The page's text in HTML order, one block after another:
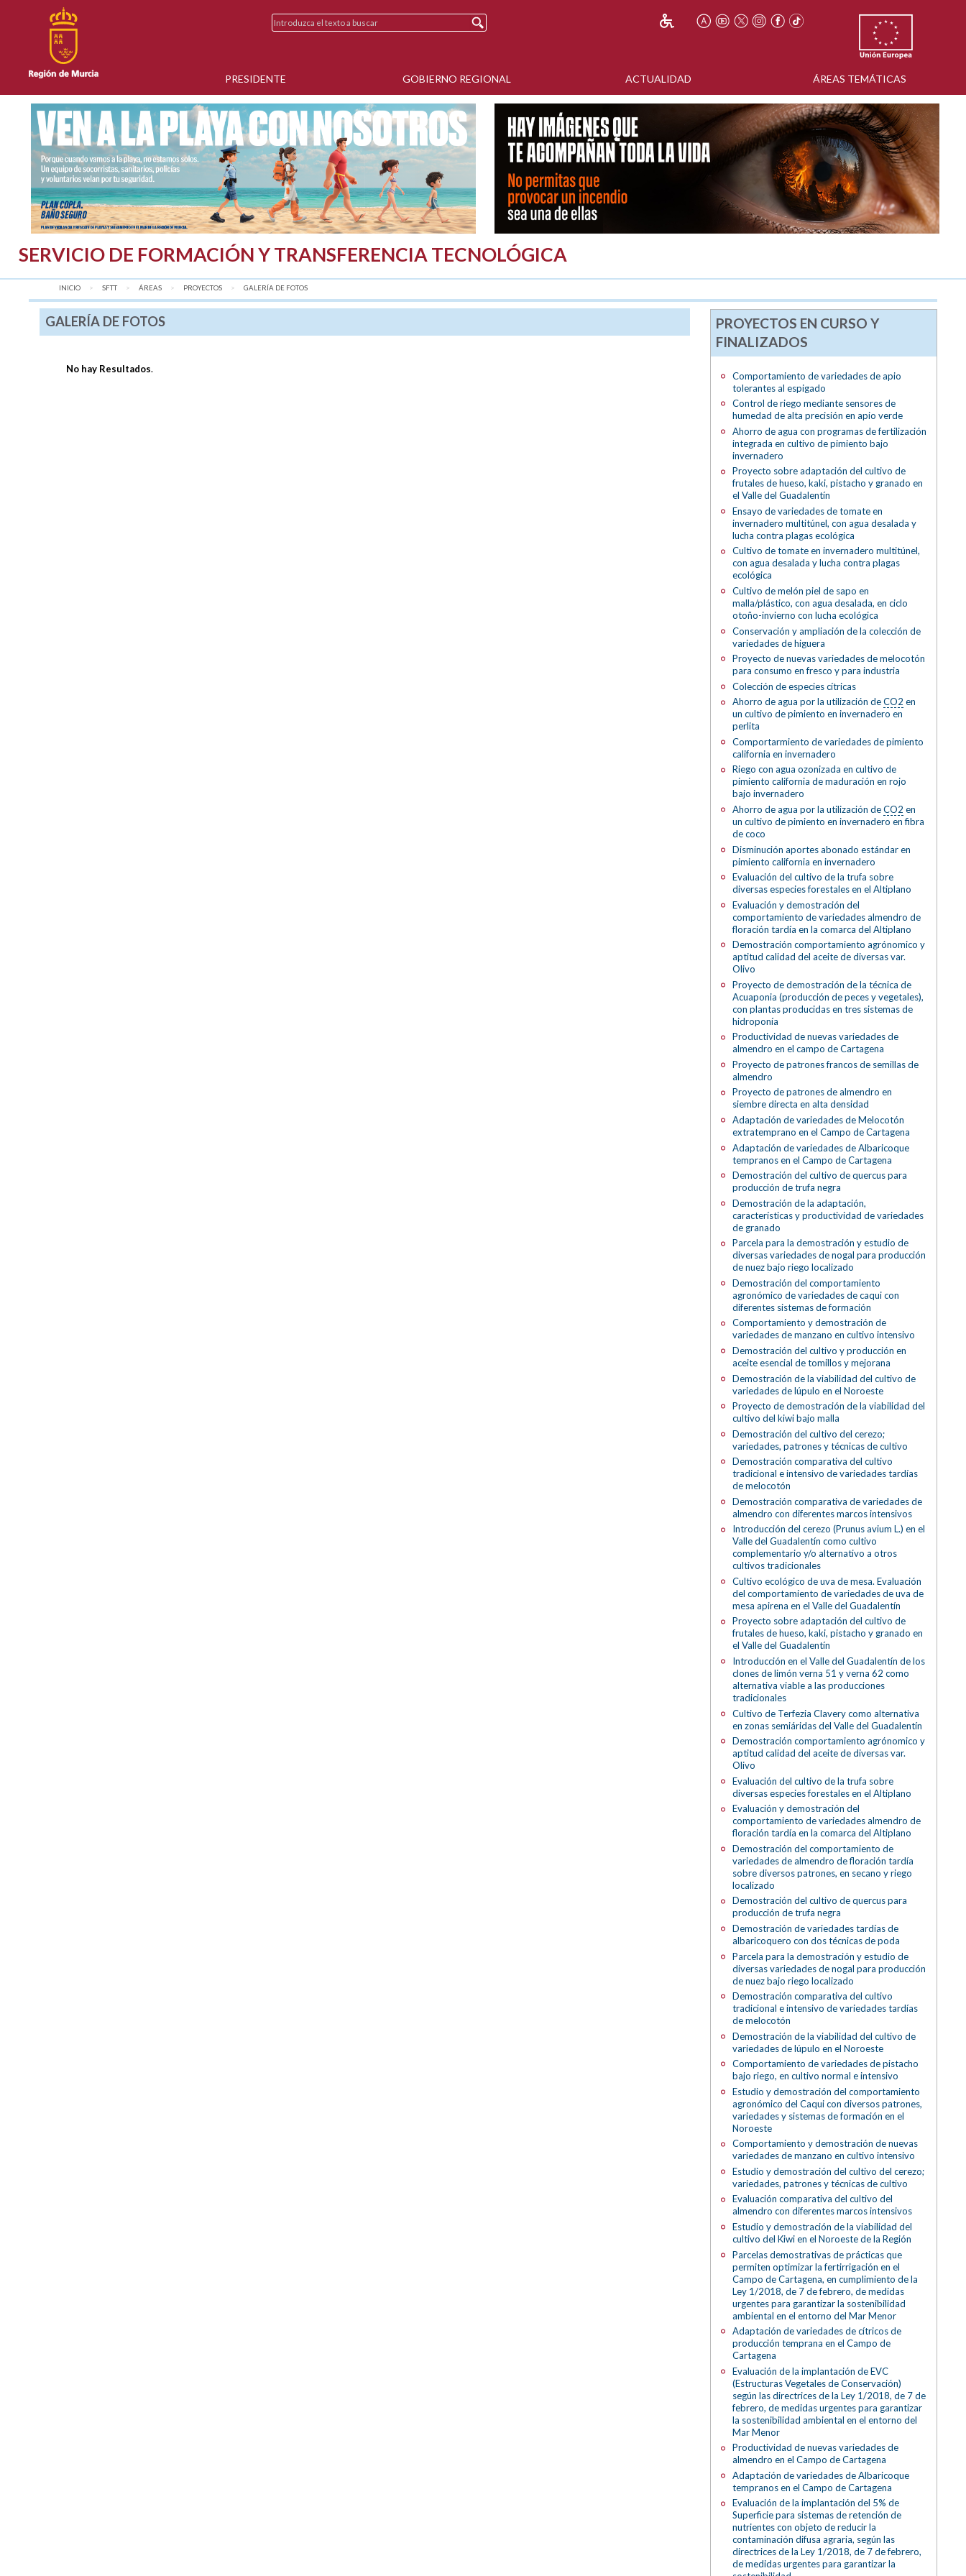
PRESIDENTE GOBIERNO REGIONAL ACTUALIDAD ÁREAS TEMÁTICAS
SERVICIO DE FORMACIÓN Y TRANSFERENCIA TECNOLÓGICA
INICIO SFTT ÁREAS PROYECTOS AQUÍ:
GALERÍA DE FOTOS
GALERÍA DE FOTOS
No hay Resultados.
PROYECTOS EN CURSO Y
FINALIZADOS
Comportamiento de variedades de apio
tolerantes al espigado
Control de riego mediante sensores de
humedad de alta precisión en apio verde
Ahorro de agua con programas de fertilización
integrada en cultivo de pimiento bajo
invernadero
Proyecto sobre adaptación del cultivo de
frutales de hueso, kaki, pistacho y granado en
el Valle del Guadalentín
Ensayo de variedades de tomate en
invernadero multitúnel, con agua desalada y
lucha contra plagas ecológica
Cultivo de tomate en invernadero multitúnel,
con agua desalada y lucha contra plagas
ecológica
Cultivo de melón piel de sapo en
malla/plástico, con agua desalada, en ciclo
otoño-invierno con lucha ecológica
Conservación y ampliación de la colección de
variedades de higuera
Proyecto de nuevas variedades de melocotón
para consumo en fresco y para industria
Colección de especies cítricas
Ahorro de agua por la utilización deCO2 en
un cultivo de pimiento en invernadero en
perlita
Comportarmiento de variedades de pimiento
california en invernadero
Riego con agua ozonizada en cultivo de
pimiento california de maduración en rojo
bajo invernadero
Ahorro de agua por la utilización deCO2 en
un cultivo de pimiento en invernadero en fibra
de coco
Disminución aportes abonado estándar en
pimiento california en invernadero
Evaluación del cultivo de la trufa sobre
diversas especies forestales en el Altiplano
Evaluación y demostración del
comportamiento de variedades almendro de
floración tardía en la comarca del Altiplano
Demostración comportamiento agrónomico y
aptitud calidad del aceite de diversas var.
Olivo
Proyecto de demostración de la técnica de
Acuaponia (producción de peces y vegetales),
con plantas producidas en tres sistemas de
hidroponía
Productividad de nuevas variedades de
almendro en el campo de Cartagena
Proyecto de patrones francos de semillas de
almendro
Proyecto de patrones de almendro en
siembre directa en alta densidad
Adaptación de variedades de Melocotón
extratemprano en el Campo de Cartagena
Adaptación de variedades de Albaricoque
tempranos en el Campo de Cartagena
Demostración del cultivo de quercus para
producción de trufa negra
Demostración de la adaptación,
características y productividad de variedades
de granado
Parcela para la demostración y estudio de
diversas variedades de nogal para producción
de nuez bajo riego localizado
Demostración del comportamiento
agronómico de variedades de caqui con
diferentes sistemas de formación
Comportamiento y demostración de
variedades de manzano en cultivo intensivo
Demostración del cultivo y producción en
aceite esencial de tomillos y mejorana
Demostración de la viabilidad del cultivo de
variedades de lúpulo en el Noroeste
Proyecto de demostración de la viabilidad del
cultivo del kiwi bajo malla
Demostración del cultivo del cerezo;
variedades, patrones y técnicas de cultivo
Demostración comparativa del cultivo
tradicional e intensivo de variedades tardías
de melocotón
Demostración comparativa de variedades de
almendro con diferentes marcos intensivos
Introducción del cerezo (Prunus avium L.) en el
Valle del Guadalentín como cultivo
complementario y/o alternativo a otros
cultivos tradicionales
Cultivo ecológico de uva de mesa. Evaluación
del comportamiento de variedades de uva de
mesa apirena en el Valle del Guadalentín
Proyecto sobre adaptación del cultivo de
frutales de hueso, kaki, pistacho y granado en
el Valle del Guadalentín
Introducción en el Valle del Guadalentín de los
clones de limón verna 51 y verna 62 como
alternativa viable a las producciones
tradicionales
Cultivo de Terfezia Clavery como alternativa
en zonas semiáridas del Valle del Guadalentín
Demostración comportamiento agrónomico y
aptitud calidad del aceite de diversas var.
Olivo
Evaluación del cultivo de la trufa sobre
diversas especies forestales en el Altiplano
Evaluación y demostración del
comportamiento de variedades almendro de
floración tardía en la comarca del Altiplano
Demostración del comportamiento de
variedades de almendro de floración tardía
sobre diversos patrones, en secano y riego
localizado
Demostración del cultivo de quercus para
producción de trufa negra
Demostración de variedades tardías de
albaricoquero con dos técnicas de poda
Parcela para la demostración y estudio de
diversas variedades de nogal para producción
de nuez bajo riego localizado
Demostración comparativa del cultivo
tradicional e intensivo de variedades tardías
de melocotón
Demostración de la viabilidad del cultivo de
variedades de lúpulo en el Noroeste
Comportamiento de variedades de pistacho
bajo riego, en cultivo normal e intensivo
Estudio y demostración del comportamiento
agronómico del Caqui con diversos patrones,
variedades y sistemas de formación en el
Noroeste
Comportamiento y demostración de nuevas
variedades de manzano en cultivo intensivo
Estudio y demostración del cultivo del cerezo;
variedades, patrones y técnicas de cultivo
Evaluación comparativa del cultivo del
almendro con diferentes marcos intensivos
Estudio y demostración de la viabilidad del
cultivo del Kiwi en el Noroeste de la Región
Parcelas demostrativas de prácticas que
permiten optimizar la fertirrigación en el
Campo de Cartagena, en cumplimiento de la
Ley 1/2018, de 7 de febrero, de medidas
urgentes para garantizar la sostenibilidad
ambiental en el entorno del Mar Menor
Adaptación de variedades de cítricos de
producción temprana en el Campo de
Cartagena
Evaluación de la implantación de EVC
(Estructuras Vegetales de Conservación)
según las directrices de la Ley 1/2018, de 7 de
febrero, de medidas urgentes para garantizar
la sostenibilidad ambiental en el entorno del
Mar Menor
Productividad de nuevas variedades de
almendro en el Campo de Cartagena
Adaptación de variedades de Albaricoque
tempranos en el Campo de Cartagena
Evaluación de la implantación del 5% de
Superficie para sistemas de retención de
nutrientes con objeto de reducir la
contaminación difusa agraria, según las
directrices de la Ley 1/2018, de 7 de febrero,
de medidas urgentes para garantizar la